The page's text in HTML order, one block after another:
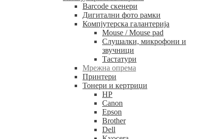
Barcode скенери
Дигитални фото рамки
Компјутерска галантерија
Mouse / Mouse pad
Слушалки, микрофони и
звучници
Тастатури
Мрежна опрема
Принтери
Тонери и кертриџи
HP
Canon
Epson
Brother
Dell